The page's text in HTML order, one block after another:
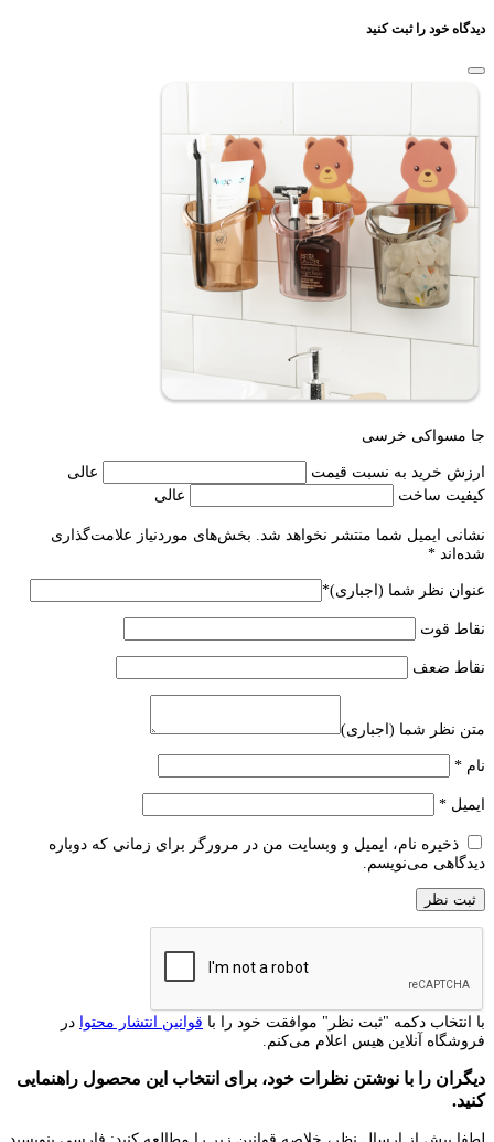
دیدگاه خود را ثبت کنید
جا مسواکی خرسی
ارزش خرید به نسبت قیمت
عالی
کیفیت ساخت
عالی
نشانی ایمیل شما منتشر نخواهد شد.
بخش‌های موردنیاز علامت‌گذاری
شده‌اند *
عنوان نظر شما (اجباری)*
نقاط قوت
نقاط ضعف
متن نظر شما (اجباری)
نام *
ایمیل *
ذخیره نام، ایمیل و وبسایت من در مرورگر برای زمانی که دوباره
دیدگاهی می‌نویسم.
با انتخاب دکمه "ثبت نظر" موافقت خود را با قوانین انتشار محتوا در
فروشگاه آنلاین هیس اعلام می‌کنم.
دیگران را با نوشتن نظرات خود، برای انتخاب این محصول راهنمایی
کنید.